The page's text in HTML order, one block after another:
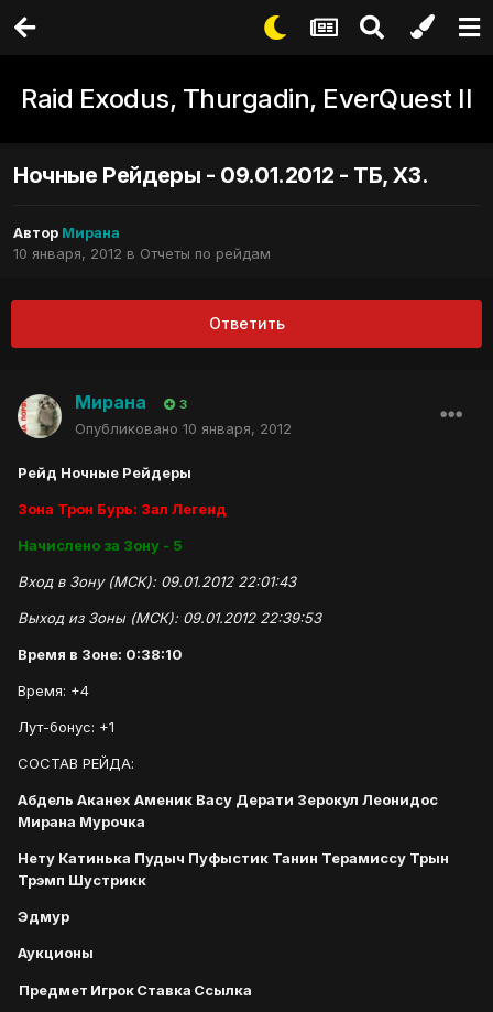
Raid Exodus, Thurgadin, EverQuest II
Ночные Рейдеры - 09.01.2012 - ТБ, ХЗ.
Автор Мирана
10 января, 2012 в Отчеты по рейдам
Ответить
Мирана 3
Опубликовано 10 января, 2012
Рейд Ночные Рейдеры
Зона Трон Бурь: Зал Легенд
Начислено за Зону - 5
Вход в Зону (МСК): 09.01.2012 22:01:43
Выход из Зоны (МСК): 09.01.2012 22:39:53
Время в Зоне: 0:38:10
Время: +4
Лут-бонус: +1
СОСТАВ РЕЙДА:
Абдель Аканех Аменик Васу Дерати Зерокул Леонидос
Мирана Мурочка
Нету Катинька Пудыч Пуфыстик Танин Терамиссу Трын
Трэмп Шустрикк
Эдмур
Аукционы
Предмет ИгрокСтавка Ссылка